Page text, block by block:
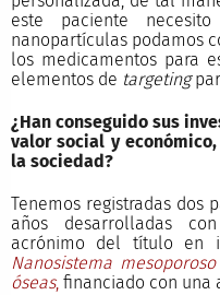
este paciente
nanopartículas podamos
los medicamentos para
elementos de targeting
¿Han conseguido sus
valor social y
la sociedad?
Tenemos registradas dos
años desarrolladas
acrónimo del título en
Nanosistema
óseas,financiado con una